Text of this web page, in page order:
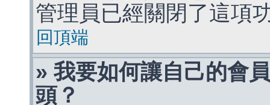
管理員已經關閉了這項
回頂端
» 我要如何讓自己的會
頭？